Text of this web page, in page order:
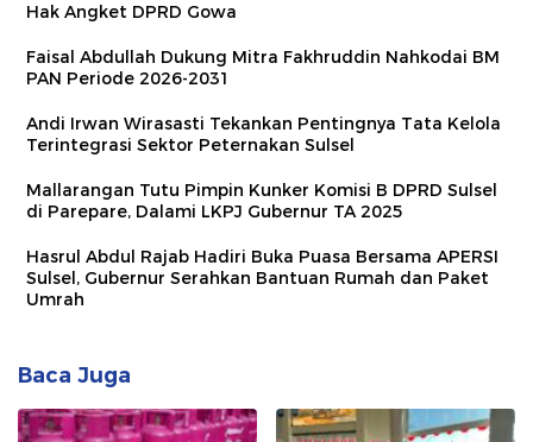
Hak Angket DPRD Gowa
Faisal Abdullah Dukung Mitra Fakhruddin Nahkodai BM
PAN Periode 2026-2031
Andi Irwan Wirasasti Tekankan Pentingnya Tata Kelola
Terintegrasi Sektor Peternakan Sulsel
Mallarangan Tutu Pimpin Kunker Komisi B DPRD Sulsel
di Parepare, Dalami LKPJ Gubernur TA 2025
Hasrul Abdul Rajab Hadiri Buka Puasa Bersama APERSI
Sulsel, Gubernur Serahkan Bantuan Rumah dan Paket
Umrah
Baca Juga